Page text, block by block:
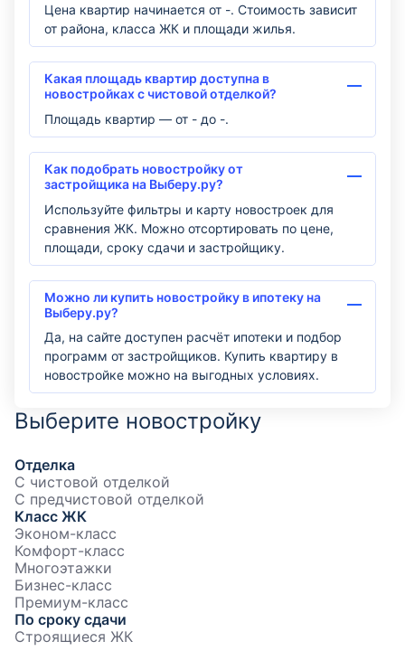
Цена квартир начинается от -. Стоимость зависит
от района, класса ЖК и площади жилья.
Какая площадь квартир доступна в
новостройках с чистовой отделкой?
Площадь квартир — от - до -.
Как подобрать новостройку от
застройщика на Выберу.ру?
Используйте фильтры и карту новостроек для
сравнения ЖК. Можно отсортировать по цене,
площади, сроку сдачи и застройщику.
Можно ли купить новостройку в ипотеку на
Выберу.ру?
Да, на сайте доступен расчёт ипотеки и подбор
программ от застройщиков. Купить квартиру в
новостройке можно на выгодных условиях.
Выберите новостройку
Отделка
С чистовой отделкой
С предчистовой отделкой
Класс ЖК
Эконом-класс
Комфорт-класс
Многоэтажки
Бизнес-класс
Премиум-класс
По сроку сдачи
Строящиеся ЖК